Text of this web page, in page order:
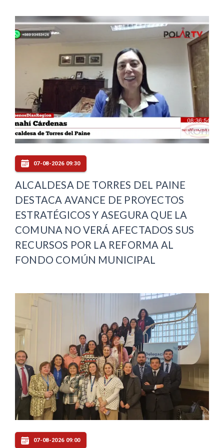
07-08-2026 09:30
ALCALDESA DE TORRES DEL PAINE
DESTACA AVANCE DE PROYECTOS
ESTRATÉGICOS Y ASEGURA QUE LA
COMUNA NO VERÁ AFECTADOS SUS
RECURSOS POR LA REFORMA AL
FONDO COMÚN MUNICIPAL
07-08-2026 09:00